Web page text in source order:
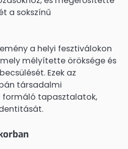
a sokszínű
a helyi fesztiválokon
mélyítette öröksége és
Ezek az
társadalmi
formáló tapasztalatok,